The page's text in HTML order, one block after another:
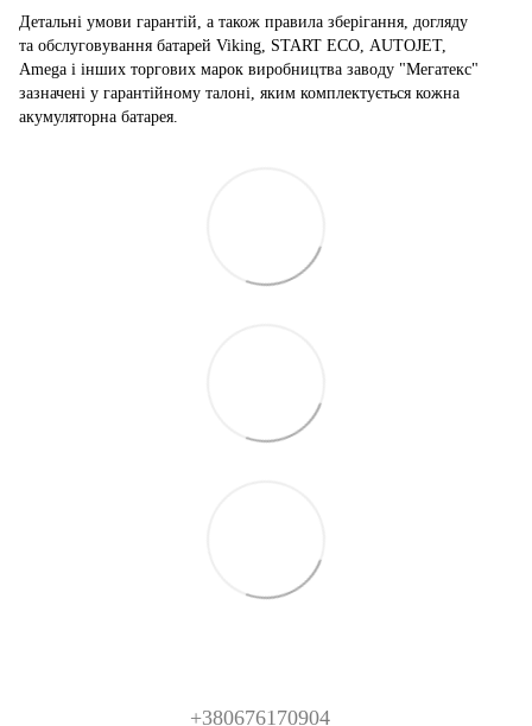
Детальні умови гарантій, а також правила зберігання, догляду
та обслуговування батарей Viking, START ECO, AUTOJET,
Amega і інших торгових марок виробництва заводу "Мегатекс"
зазначені у гарантійному талоні, яким комплектується кожна
акумуляторна батарея.
+380676170904